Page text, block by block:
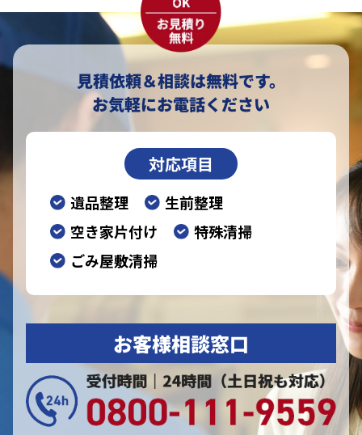
見積依頼＆相談は無料です。
お気軽にお電話ください
対応項目
遺品整理
生前整理
空き家片付け
特殊清掃
ごみ屋敷清掃
お客様相談窓口